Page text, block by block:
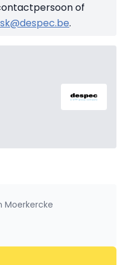
of
.
Moerkercke